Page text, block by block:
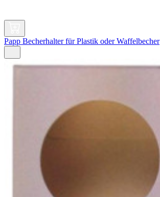
Papp Becherhalter für Plastik oder Waffelbecher